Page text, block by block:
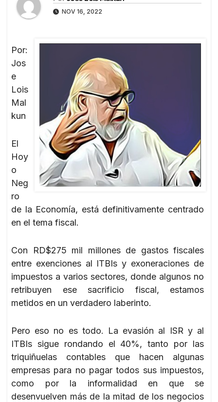
NOV 16, 2022
Por:
Jos
e
Lois
Mal
kun
El
Hoy
o
Neg
ro
de la Economía, está definitivamente centrado
en el tema fiscal.
Con RD$275 mil millones de gastos fiscales
entre exenciones al ITBIs y exoneraciones de
impuestos a varios sectores, donde algunos no
retribuyen ese sacrificio fiscal, estamos
metidos en un verdadero laberinto.
Pero eso no es todo. La evasión al ISR y al
ITBIs sigue rondando el 40%, tanto por las
triquiñuelas contables que hacen algunas
empresas para no pagar todos sus impuestos,
como por la informalidad en que se
desenvuelven más de la mitad de los negocios